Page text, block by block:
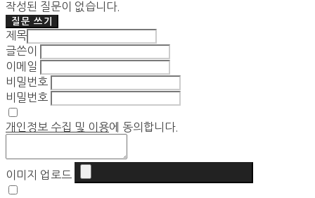
작성된 질문이 없습니다.
질문 쓰기
제목
글쓴이
이메일
비밀번호
비밀번호
개인정보 수집 및 이용에 동의합니다.
이미지 업로드